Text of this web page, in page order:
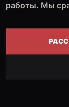
работы. Мы